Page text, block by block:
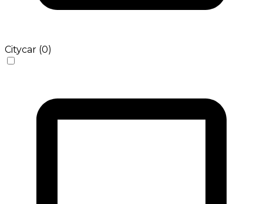
Citycar (0)